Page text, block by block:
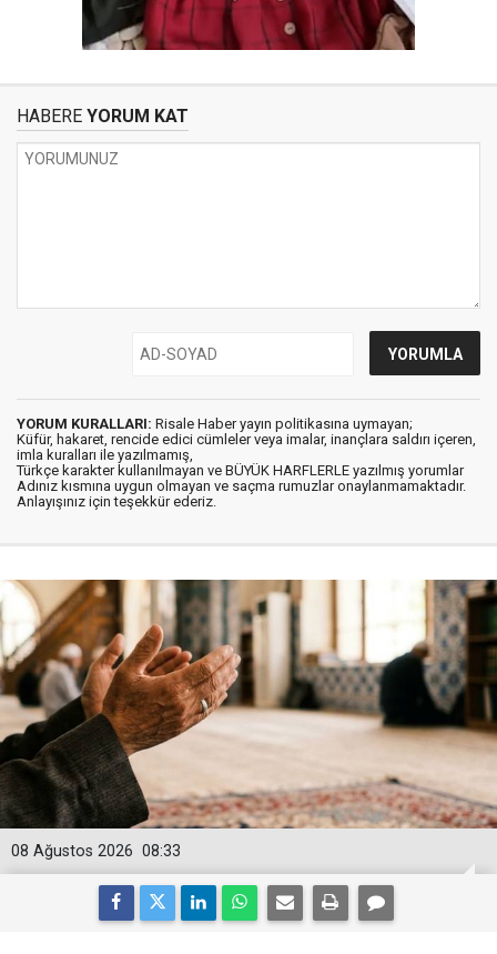
HABERE YORUM KAT
YORUM KURALLARI: Risale Haber yayın politikasına uymayan;
Küfür, hakaret, rencide edici cümleler veya imalar, inançlara saldırı içeren,
imla kuralları ile yazılmamış,
Türkçe karakter kullanılmayan ve BÜYÜK HARFLERLE yazılmış yorumlar
Adınız kısmına uygun olmayan ve saçma rumuzlar onaylanmamaktadır.
Anlayışınız için teşekkür ederiz.
08:33
08 Ağustos 2026